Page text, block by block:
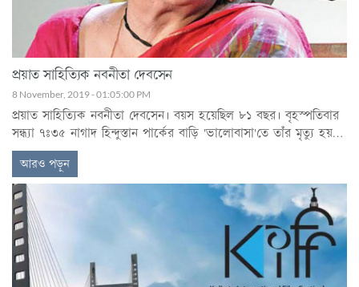
প্রয়াত সাহিত্যিক নবনীতা দেবসেন
8 November, 2019 - 01:05:00 PM
প্রয়াত সাহিত্যিক নবনীতা দেবসেন। বয়স হয়েছিল ৮১ বছর। বৃহস্পতিবার
সন্ধ্যা ৭ঃ৩৫ নাগাদ হিন্দুস্তান পার্কের বাড়ি 'ভালোবাসা'তে তাঁর মৃত্যু হয়।
দীর্ঘদিন ধরেই ক্যানসারে ভুগছিলেন নবনীতা। তার মধ্যেও লেখালেখি করে
গিয়েছেন।
আরও পড়ুন